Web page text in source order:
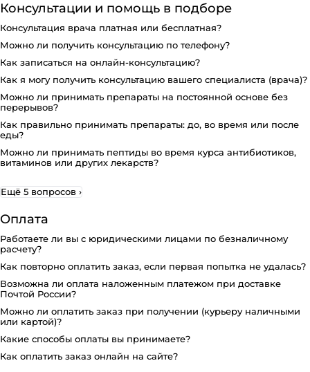
Консультации и помощь в подборе
Консультация врача платная или бесплатная?
Можно ли получить консультацию по телефону?
Как записаться на онлайн-консультацию?
Как я могу получить консультацию вашего специалиста (врача)?
Можно ли принимать препараты на постоянной основе без
перерывов?
Как правильно принимать препараты: до, во время или после
еды?
Можно ли принимать пептиды во время курса антибиотиков,
витаминов или других лекарств?
Ещё 5 вопросов ›
Оплата
Работаете ли вы с юридическими лицами по безналичному
расчету?
Как повторно оплатить заказ, если первая попытка не удалась?
Возможна ли оплата наложенным платежом при доставке
Почтой России?
Можно ли оплатить заказ при получении (курьеру наличными
или картой)?
Какие способы оплаты вы принимаете?
Как оплатить заказ онлайн на сайте?